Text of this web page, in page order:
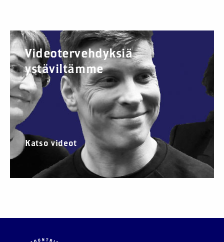
Videotervehdyksiä
ystäviltämme
Katso videot